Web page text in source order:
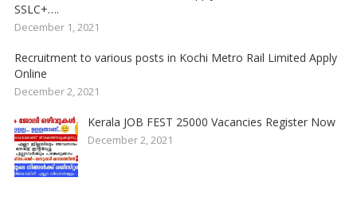
SSLC+….
December 1, 2021
Recruitment to various posts in Kochi Metro Rail Limited Apply
Online
December 2, 2021
Kerala JOB FEST 25000 Vacancies Register Now
December 2, 2021